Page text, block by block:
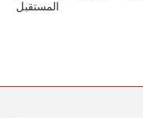
المستقبل